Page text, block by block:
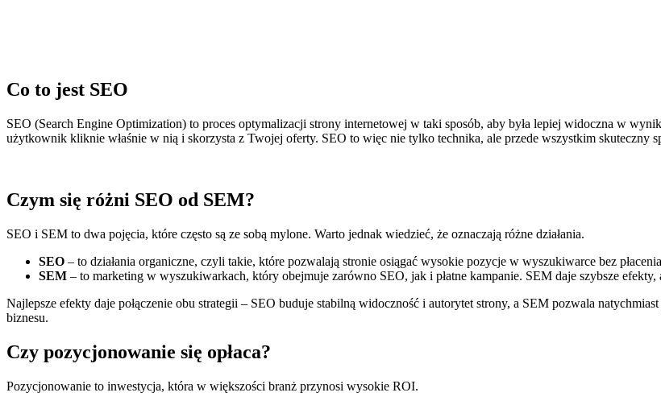
Co to jest SEO
SEO (Search Engine Optimization) to proces optymalizacji strony internetowej w taki sposób, aby była lepiej widoczna w
użytkownik kliknie właśnie w nią i skorzysta z Twojej oferty. SEO to więc nie tylko technika, ale przede wszystkim skuteczny
Czym się różni SEO od SEM?
SEO i SEM to dwa pojęcia, które często są ze sobą mylone. Warto jednak wiedzieć, że oznaczają różne działania.
SEO – to działania organiczne, czyli takie, które pozwalają stronie osiągać wysokie pozycje w wyszukiwarce bez
SEM – to marketing w wyszukiwarkach, który obejmuje zarówno SEO, jak i płatne kampanie. SEM daje szybsze
Najlepsze efekty daje połączenie obu strategii – SEO buduje stabilną widoczność i autorytet strony, a SEM pozwala
biznesu.
Czy pozycjonowanie się opłaca?
Pozycjonowanie to inwestycja, która w większości branż przynosi wysokie ROI.